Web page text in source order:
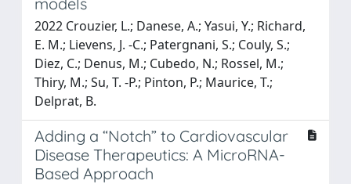
2022 Crouzier, L.; Danese, A.; Yasui, Y.; Richard,
E. M.; Lievens, J. -C.; Patergnani, S.; Couly, S.;
Diez, C.; Denus, M.; Cubedo, N.; Rossel, M.;
Thiry, M.; Su, T. -P.; Pinton, P.; Maurice, T.;
Delprat, B.
Adding a “Notch” to Cardiovascular
Disease Therapeutics: A MicroRNA-
Based Approach